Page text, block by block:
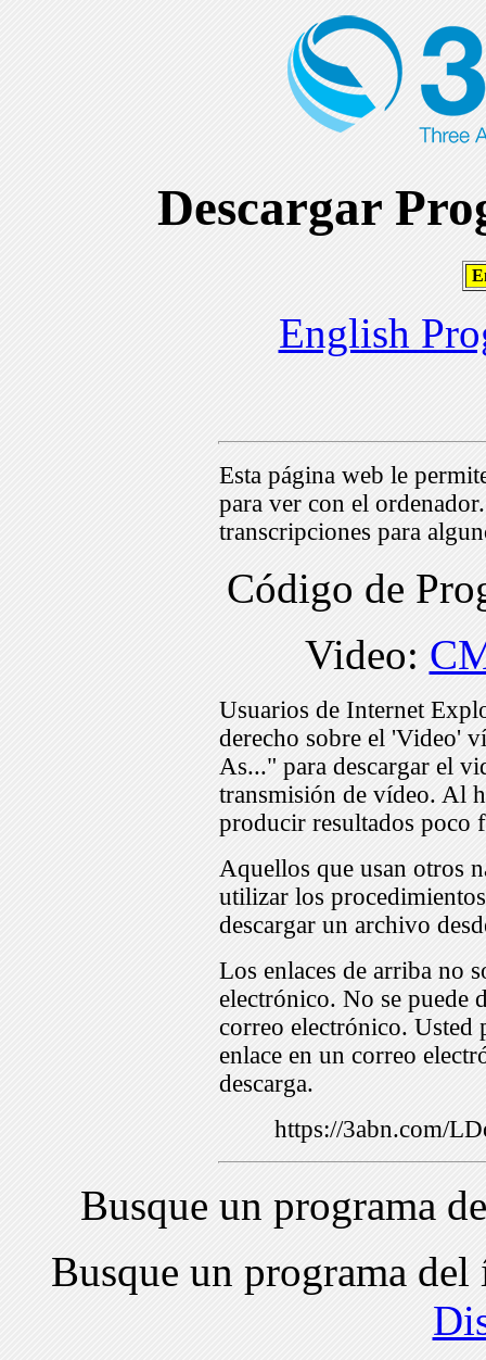
Descargar
English
Esta página web le
para ver con el
transcripciones para
Código de
Video:
Usuarios de Internet
derecho sobre el 'Video'
As..." para descargar el
transmisión de vídeo. Al
producir resultados poco
Aquellos que usan otros
utilizar los
descargar un archivo
Los enlaces de arriba no
electrónico. No se puede
correo electrónico. Usted
enlace en un correo
descarga.
https://3abn.com/
Busque un programa
Busque un programa